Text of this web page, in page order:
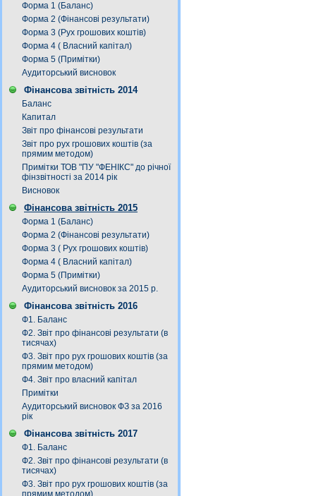
Форма 1 (Баланс)
Форма 2 (Фінансові результати)
Форма 3 (Рух грошових коштів)
Форма 4 ( Власний капітал)
Форма 5 (Примітки)
Аудиторський висновок
Фінансова звітність 2014
Баланс
Капитал
Звіт про фінансові результати
Звіт про рух грошових коштів (за
прямим методом)
Примітки ТОВ "ПУ "ФЕНІКС" до річної
фінзвітності за 2014 рік
Висновок
Фінансова звітність 2015
Форма 1 (Баланс)
Форма 2 (Фінансові результати)
Форма 3 ( Рух грошових коштів)
Форма 4 ( Власний капітал)
Форма 5 (Примітки)
Аудиторський висновок за 2015 р.
Фінансова звітність 2016
Ф1. Баланс
Ф2. Звіт про фінансові результати (в
тисячах)
Ф3. Звiт про рух грошових коштiв (за
прямим методом)
Ф4. Звіт про власний капітал
Примітки
Аудиторський висновок ФЗ за 2016
рік
Фінансова звітність 2017
Ф1. Баланс
Ф2. Звіт про фінансові результати (в
тисячах)
Ф3. Звiт про рух грошових коштiв (за
прямим методом)